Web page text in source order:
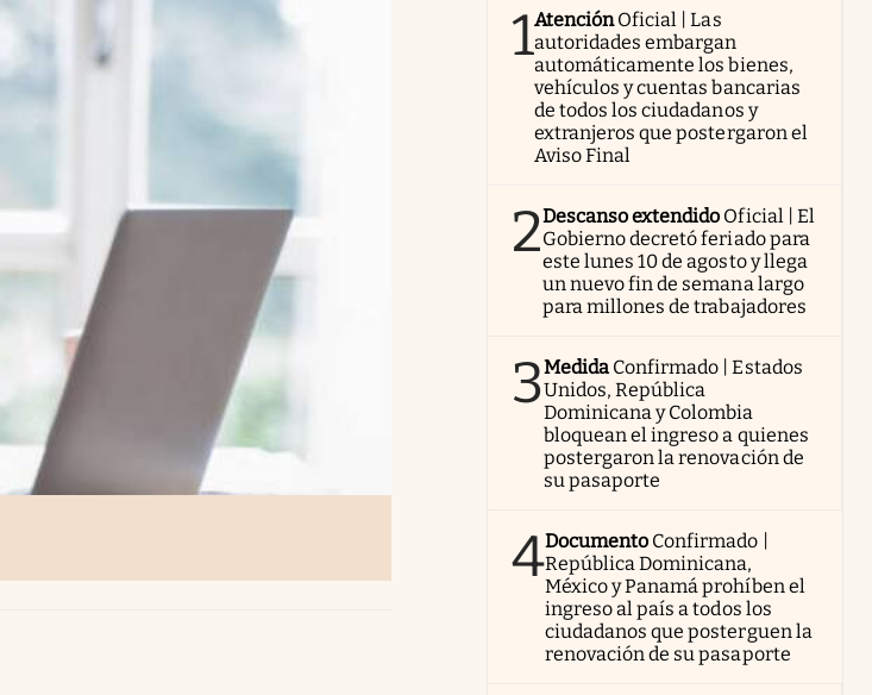
1AtenciónOficial | Las
autoridades embargan
automáticamente los bienes,
vehículos y cuentas bancarias
de todos los ciudadanos y
extranjeros que postergaron el
Aviso Final
2Descanso extendido Oficial | El
Gobierno decretó feriado para
este lunes 10 de agosto y llega
un nuevo fin de semana largo
para millones de trabajadores
3Medida Confirmado | Estados
Unidos, República
Dominicana y Colombia
bloquean el ingreso a quienes
postergaron la renovación de
su pasaporte
4Documento Confirmado |
República Dominicana,
México y Panamá prohíben el
ingreso al país a todos los
ciudadanos que posterguen la
renovación de su pasaporte